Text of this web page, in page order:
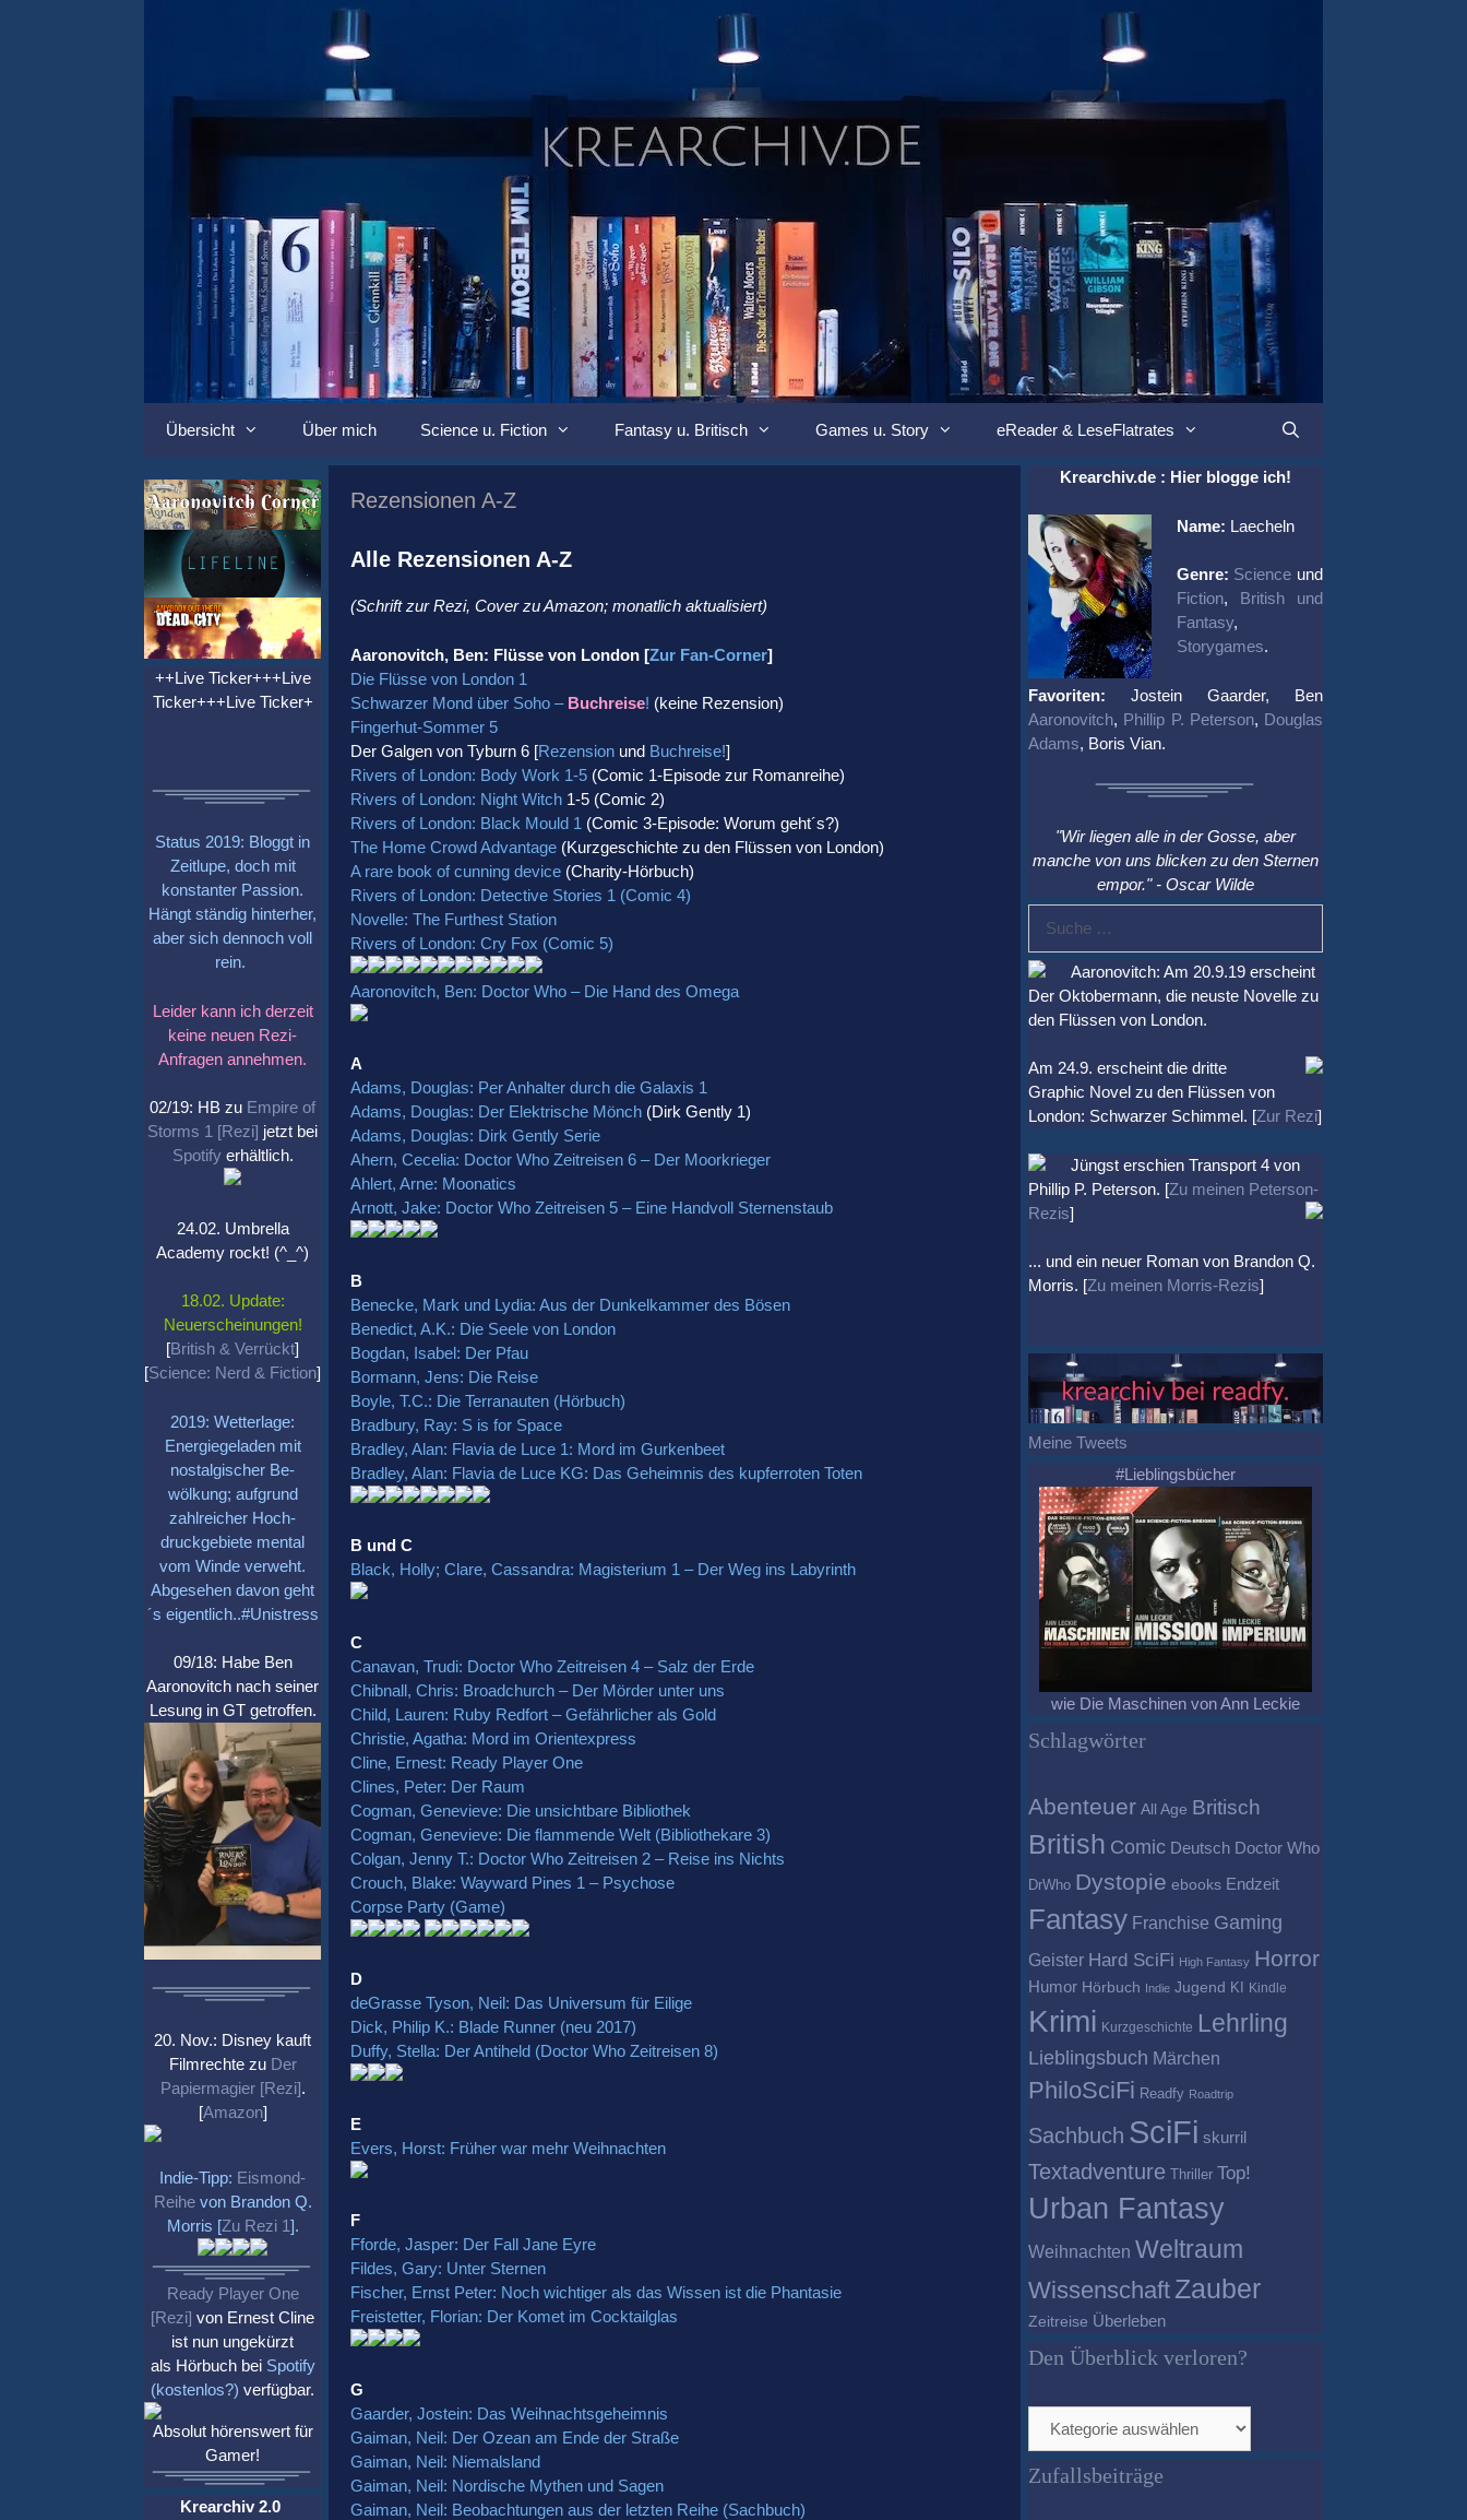
Übersicht Über mich Science u. Fiction Fantasy u. Britisch Games u. Story eReader & LeseFlatrates
Rezensionen A-Z
Alle Rezensionen A-Z
(Schrift zur Rezi, Cover zu Amazon; monatlich aktualisiert)
Aaronovitch, Ben: Flüsse von London [Zur Fan-Corner]
Die Flüsse von London 1
Schwarzer Mond über Soho – Buchreise! (keine Rezension)
Fingerhut-Sommer 5
Der Galgen von Tyburn 6 [Rezension und Buchreise!]
Rivers of London: Body Work 1-5 (Comic 1-Episode zur Romanreihe)
Rivers of London: Night Witch 1-5 (Comic 2)
Rivers of London: Black Mould 1 (Comic 3-Episode: Worum geht´s?)
The Home Crowd Advantage (Kurzgeschichte zu den Flüssen von London)
A rare book of cunning device (Charity-Hörbuch)
Rivers of London: Detective Stories 1 (Comic 4)
Novelle: The Furthest Station
Rivers of London: Cry Fox (Comic 5)
Aaronovitch, Ben: Doctor Who – Die Hand des Omega
A
Adams, Douglas: Per Anhalter durch die Galaxis 1
Adams, Douglas: Der Elektrische Mönch (Dirk Gently 1)
Adams, Douglas: Dirk Gently Serie
Ahern, Cecelia: Doctor Who Zeitreisen 6 – Der Moorkrieger
Ahlert, Arne: Moonatics
Arnott, Jake: Doctor Who Zeitreisen 5 – Eine Handvoll Sternenstaub
B
Benecke, Mark und Lydia: Aus der Dunkelkammer des Bösen
Benedict, A.K.: Die Seele von London
Bogdan, Isabel: Der Pfau
Bormann, Jens: Die Reise
Boyle, T.C.: Die Terranauten (Hörbuch)
Bradbury, Ray: S is for Space
Bradley, Alan: Flavia de Luce 1: Mord im Gurkenbeet
Bradley, Alan: Flavia de Luce KG: Das Geheimnis des kupferroten Toten
B und C
Black, Holly; Clare, Cassandra: Magisterium 1 – Der Weg ins Labyrinth
C
Canavan, Trudi: Doctor Who Zeitreisen 4 – Salz der Erde
Chibnall, Chris: Broadchurch – Der Mörder unter uns
Child, Lauren: Ruby Redfort – Gefährlicher als Gold
Christie, Agatha: Mord im Orientexpress
Cline, Ernest: Ready Player One
Clines, Peter: Der Raum
Cogman, Genevieve: Die unsichtbare Bibliothek
Cogman, Genevieve: Die flammende Welt (Bibliothekare 3)
Colgan, Jenny T.: Doctor Who Zeitreisen 2 – Reise ins Nichts
Crouch, Blake: Wayward Pines 1 – Psychose
Corpse Party (Game)
D
deGrasse Tyson, Neil: Das Universum für Eilige
Dick, Philip K.: Blade Runner (neu 2017)
Duffy, Stella: Der Antiheld (Doctor Who Zeitreisen 8)
E
Evers, Horst: Früher war mehr Weihnachten
F
Fforde, Jasper: Der Fall Jane Eyre
Fildes, Gary: Unter Sternen
Fischer, Ernst Peter: Noch wichtiger als das Wissen ist die Phantasie
Freistetter, Florian: Der Komet im Cocktailglas
G
Gaarder, Jostein: Das Weihnachtsgeheimnis
Gaiman, Neil: Der Ozean am Ende der Straße
Gaiman, Neil: Niemalsland
Gaiman, Neil: Nordische Mythen und Sagen
Gaiman, Neil: Beobachtungen aus der letzten Reihe (Sachbuch)
++Live Ticker+++Live
Ticker+++Live Ticker+
Status 2019: Bloggt in
Zeitlupe, doch mit
konstanter Passion.
Hängt ständig hinterher,
aber sich dennoch voll
rein.
Leider kann ich derzeit
keine neuen Rezi-
Anfragen annehmen.
02/19: HB zu Empire of
Storms 1 [Rezi] jetzt bei
Spotifyerhältlich.
24.02. Umbrella
Academy rockt! (^_^)
18.02. Update:
Neuerscheinungen!
[British & Verrückt]
[Science: Nerd & Fiction]
2019: Wetterlage:
Energiegeladen mit
nostalgischer Be-
wölkung; aufgrund
zahlreicher Hoch-
druckgebiete mental
vom Winde verweht.
Abgesehen davon geht
´s eigentlich..#Unistress
09/18: Habe Ben
Aaronovitch nach seiner
Lesung in GT getroffen.
20. Nov.: Disney kauft
Filmrechte zu Der
Papiermagier [Rezi].
[Amazon]
Indie-Tipp: Eismond-
Reihevon Brandon Q.
Morris [Zu Rezi 1].
Ready Player One
[Rezi] von Ernest Cline
ist nun ungekürzt
als Hörbuch bei Spotify
(kostenlos?) verfügbar.
Absolut hörenswert für
Gamer!
Krearchiv 2.0
Krearchiv.de : Hier blogge ich!
Name: Laecheln
Genre: Science und
Fiction, British und
Fantasy,
Storygames.
Favoriten: Jostein Gaarder, Ben
Aaronovitch, Phillip P. Peterson, Douglas
Adams, Boris Vian.
"Wir liegen alle in der Gosse, aber
manche von uns blicken zu den Sternen
empor." - Oscar Wilde
nach:
Aaronovitch: Am 20.9.19 erscheint
Der Oktobermann, die neuste Novelle zu
den Flüssen von London.
Am 24.9. erscheint die dritte
Graphic Novel zu den Flüssen von
London: Schwarzer Schimmel. [Zur Rezi]
Jüngst erschien Transport 4von
Phillip P. Peterson. [Zu meinen Peterson-
Rezis]
... und ein neuer Roman von Brandon Q.
Morris. [Zu meinen Morris-Rezis]
Meine Tweets
#Lieblingsbücher
wie Die Maschinen von Ann Leckie
Schlagwörter
Abenteuer All Age Britisch
British Comic Deutsch Doctor Who
DrWho Dystopie ebooks Endzeit
Fantasy Franchise Gaming
Geister Hard SciFi High Fantasy Horror
Humor Hörbuch Indie Jugend KI Kindle
Krimi Kurzgeschichte Lehrling
Lieblingsbuch Märchen
PhiloSciFi Readfy Roadtrip
Sachbuch SciFi skurril
Textadventure Thriller Top!
Urban Fantasy
Weihnachten Weltraum
Wissenschaft Zauber
Zeitreise Überleben
Den Überblick verloren?
Überblick
verloren?
Zufallsbeiträge